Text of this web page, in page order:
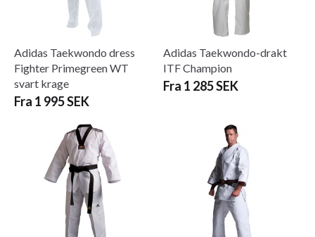
Adidas Taekwondo dress
Fighter Primegreen WT
svart krage
Fra 1 995 SEK
Adidas Taekwondo-drakt
ITF Champion
Fra 1 285 SEK